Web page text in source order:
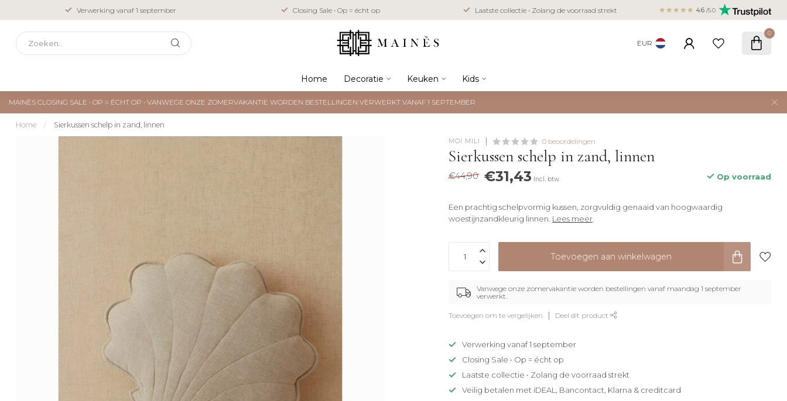
Verwerking vanaf 1 september Closing Sale • Op = écht op Laatste collectie • Zolang de voorraad strekt Veilig betalen met iDEAL, Bancontact,
creditcard 4.6 /5.0
EUR
0
Home Decoratie Keuken Kids
MAINÈS CLOSING SALE • OP = ÉCHT OP • VANWEGE ONZE ZOMERVAKANTIE WORDEN BESTELLINGEN VERWERKT VANAF 1 SEPTEMBER
Home / Sierkussen schelp in zand, linnen
MOI MILI 0 beoordelingen
Sierkussen schelp in zand, linnen
€44,90 €31,43 Incl. btw Op voorraad
Een prachtig schelpvormig kussen, zorgvuldig genaaid van hoogwaardig
woestijnzandkleurig linnen. Lees meer
Toevoegen aan winkelwagen
Vanwege onze zomervakantie worden bestellingen vanaf maandag 1 september
verwerkt.
Toevoegen om te vergelijken Deel dit product
Verwerking vanaf 1 september
Closing Sale • Op = écht op
Laatste collectie • Zolang de voorraad strekt
Veilig betalen met iDEAL, Bancontact, Klarna & creditcard